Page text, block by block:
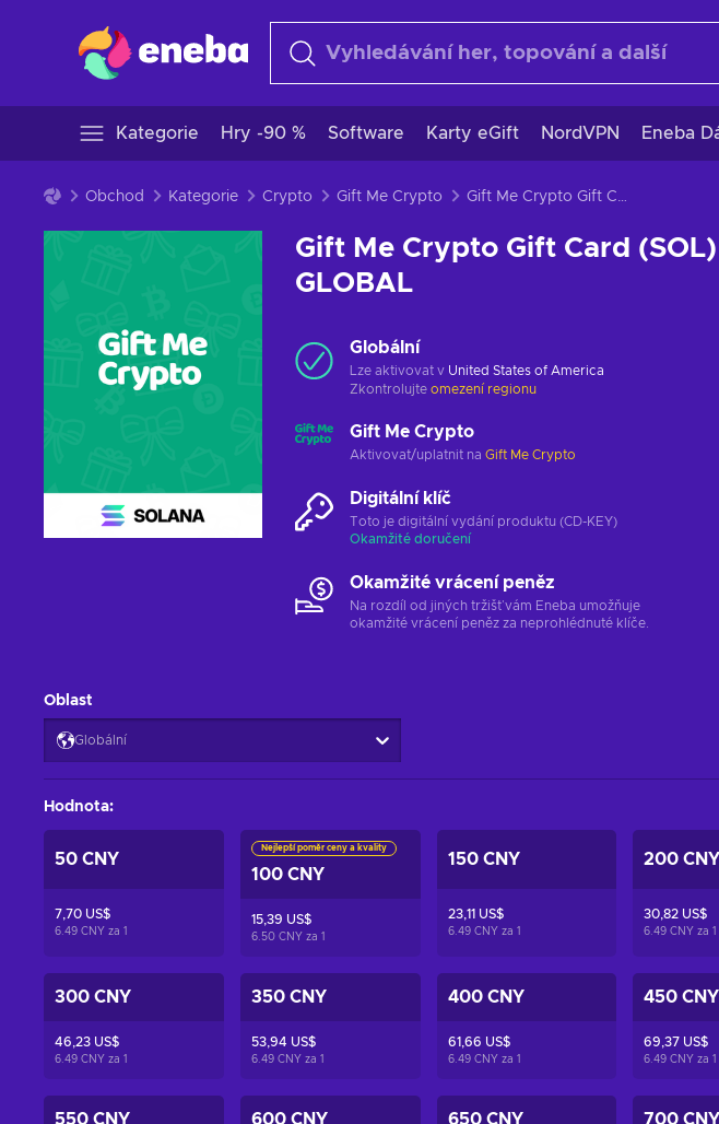
Kategorie Hry -90 % Software Karty eGift NordVPN Eneba
Obchod Kategorie Crypto Gift Me Crypto Gift Me Crypto Gift Card (SOL) 5600 CNY Key GLOBAL
Gift Me Crypto Gift Card
GLOBAL
Globální
Lze aktivovat v United States of America
Zkontrolujte omezení regionu
Gift Me Crypto
Aktivovat/uplatnit na Gift Me Crypto
Digitální klíč
Toto je digitální vydání produktu (CD-KEY)
Okamžité doručení
Okamžité vrácení peněz
Na rozdíl od jiných tržišť vám Eneba umožňuje
okamžité vrácení peněz za neprohlédnuté klíče.
Oblast
Globální
Hodnota:
50 CNY
7,70 US$
6.49 CNY za 1
Nejlepší poměr ceny a kvality
100 CNY
15,39 US$
6.50 CNY za 1
150 CNY
23,11 US$
6.49 CNY za 1
200 CNY
30,82 US$
6.49 CNY za1
300 CNY
46,23 US$
6.49 CNY za 1
350 CNY
53,94 US$
6.49 CNY za 1
400 CNY
61,66 US$
6.49 CNY za 1
450 CNY
69,37 US$
6.49 CNY za1
550 CNY 600 CNY 650 CNY 700 CNY